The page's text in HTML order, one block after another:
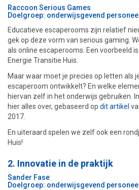
Raccoon Serious Games
Doelgroep: onderwijsgevend personeel
Educatieve escaperooms zijn relatief
gek op deze vorm van serious gaming.
als online escaperooms. Een voorbeeld
Energie Transitie Huis.
Maar waar moet je precies op letten als
escaperoom ontwikkelt? En welke
hiervan zelf in het onderwijs gebruiken.
hier alles over, gebaseerd op dit artikel
2017.
En uiteraard spelen we zelf ook een
Huis!
2. Innovatie in de praktijk
Sander Fase
Doelgroep: onderwijsgevend personeel